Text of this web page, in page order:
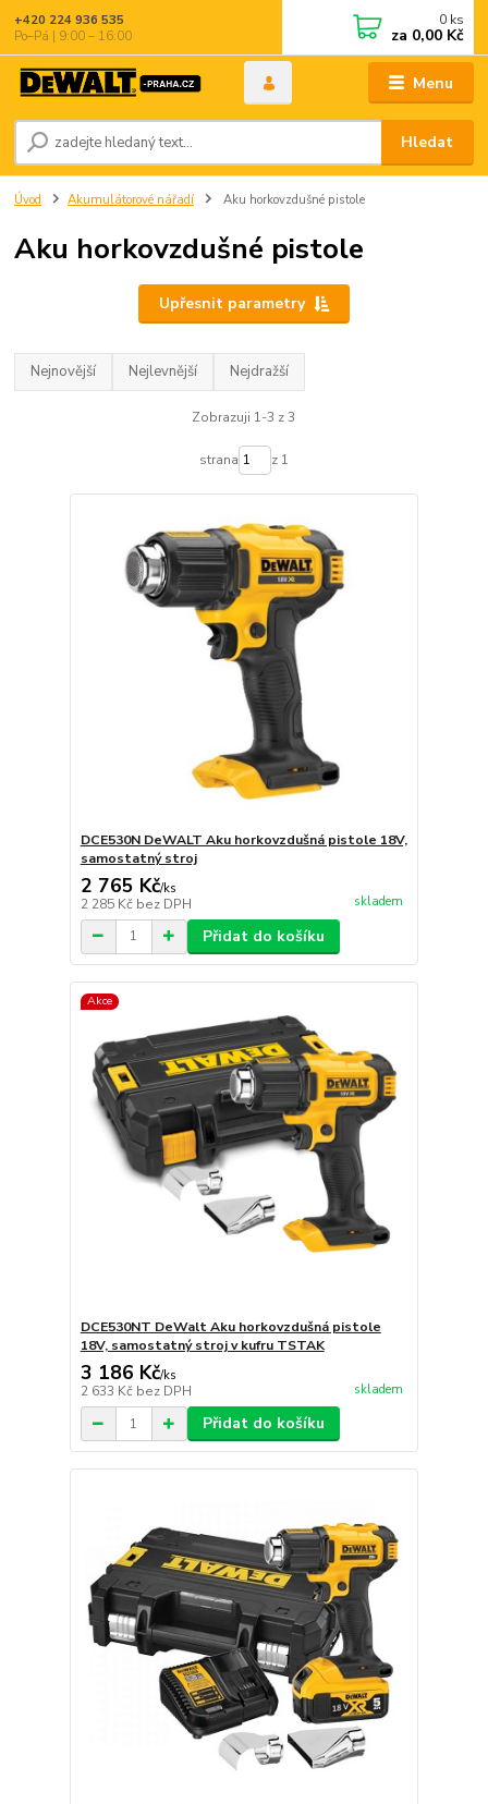
Menu
Hledat
+420 224 936 535
Po–Pá | 9:00 – 16:00
0 ks
za 0,00 Kč
Úvod Akumulátorové nářadí Aku horkovzdušné pistole
Aku horkovzdušné pistole
Upřesnit parametry
Nejnovější Nejlevnější Nejdražší
Zobrazuji 1-3 z 3
strana z 1
DCE530N DeWALT Aku horkovzdušná pistole 18V,
samostatný stroj
2 765 Kč/ks
2 285 Kč bez DPH skladem
Přidat do košíku
Akce
DCE530NT DeWalt Aku horkovzdušná pistole
18V, samostatný stroj v kufru TSTAK
3 186 Kč/ks
2 633 Kč bez DPH skladem
Přidat do košíku